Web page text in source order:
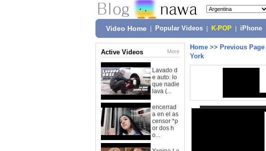
Video Home Popular Videos K-POP iPhone
Active Videos More
Lavado d
e auto: lo
que nadie
lava (...
encerrad
a en el as
censor *p
or dos h
o...
Home >> Previous Page
York